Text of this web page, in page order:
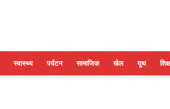
स्वास्थ्य पर्यटन सामाजिक खेल यूथ